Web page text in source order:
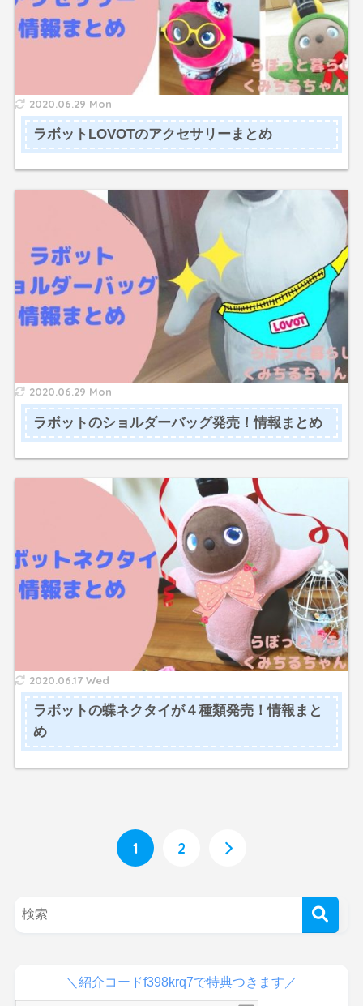
2020.06.29 Mon
ラボットLOVOTのアクセサリーまとめ
2020.06.29 Mon
ラボットのショルダーバッグ発売！情報まとめ
2020.06.17 Wed
ラボットの蝶ネクタイが４種類発売！情報まと
め
1 2
＼紹介コードf398krq7で特典つきます／